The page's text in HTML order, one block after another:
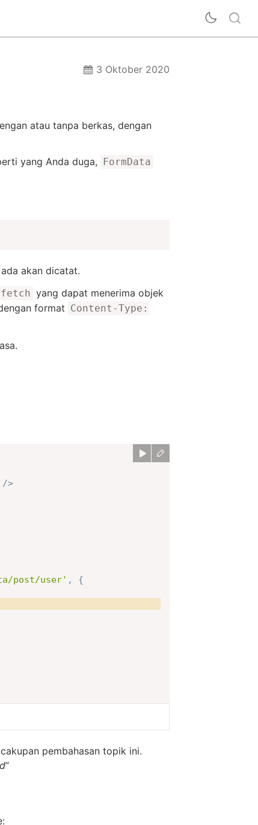
3 Oktober 2020
atau tanpa berkas, dengan
yang Anda duga, FormData
akan dicatat.
fetch yang dapat menerima objek
format Content-Type:
/>
post/user' ,
{
pembahasan topik ini.
”